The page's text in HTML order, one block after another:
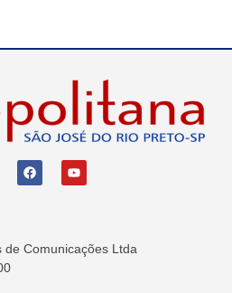
de Comunicações Ltda